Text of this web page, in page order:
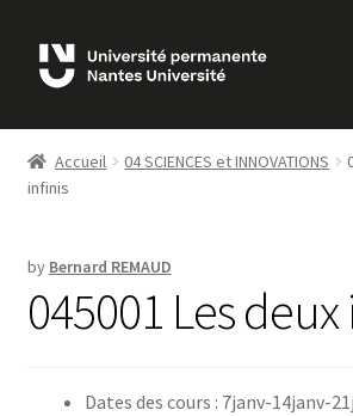
Skip
to
Skip
to
Bienvenue sur MonUP
MON COMPTE
ADHÉSIONS
LES COURS
Accueil 04 SCIENCES et INNOVATIONS
infinis
by Bernard REMAUD
045001 Les
Dates des cours : 7janv-14janv-